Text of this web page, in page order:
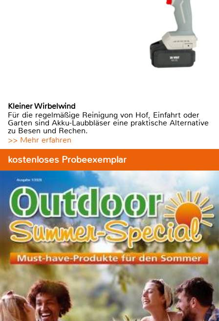
Kleiner Wirbelwind
Für die regelmäßige Reinigung von Hof, Einfahrt oder
Garten sind Akku-Laubbläser eine praktische Alternative
zu Besen und Rechen.
>> Mehr erfahren
kostenloses Probeexemplar